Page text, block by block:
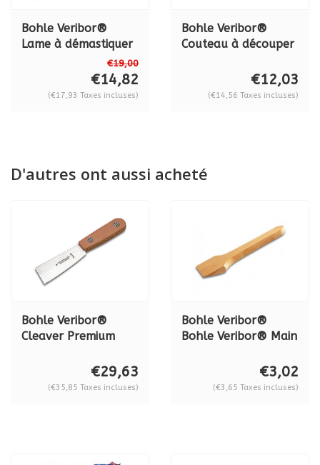
Bohle Veribor®
Lame à démastiquer
Economy manche
5164000
€19,00
€14,82
(€17,93 Taxes incluses)
Bohle Veribor®
Couteau à découper
cuir (léger), BO
5164100
€12,03
(€14,56 Taxes incluses)
D'autres ont aussi acheté
Bohle Veribor®
Cleaver Premium
manche en cuir, BO
5164300
€29,63
(€35,85 Taxes incluses)
Bohle Veribor®
Bohle Veribor® Main
€3,02
(€3,65 Taxes incluses)